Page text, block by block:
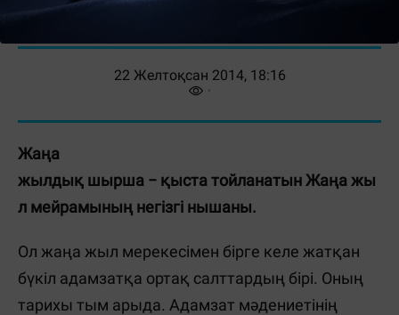
22 Желтоқсан 2014, 18:16
Жаңа
жылдық шырша − қыста тойланатын Жаңа жы
л мейрамының негізгі нышаны.
Ол жаңа жыл мерекесімен бірге келе жатқан
бүкіл адамзатқа ортақ салттардың бірі. Оның
тарихы тым арыда. Адамзат мәдениетінің